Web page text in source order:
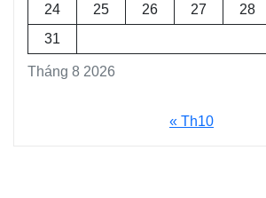
Tháng 8 2026
24
25 26 27 28
31
« Th10